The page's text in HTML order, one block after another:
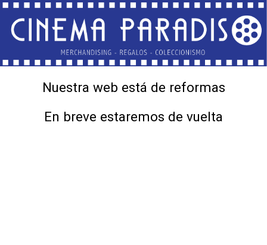
Nuestra web está de reformas
En breve estaremos de vuelta